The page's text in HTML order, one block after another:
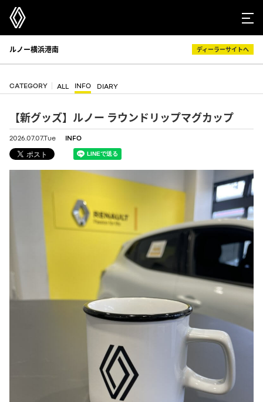
ルノー横浜港南 ディーラーサイトへ
CATEGORY ALL INFO DIARY
【新グッズ】ルノー ラウンドリップマグカップ
2026.07.07.Tue INFO